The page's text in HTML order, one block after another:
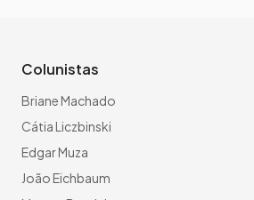
Colunistas
Briane Machado
Cátia Liczbinski
Edgar Muza
João Eichbaum